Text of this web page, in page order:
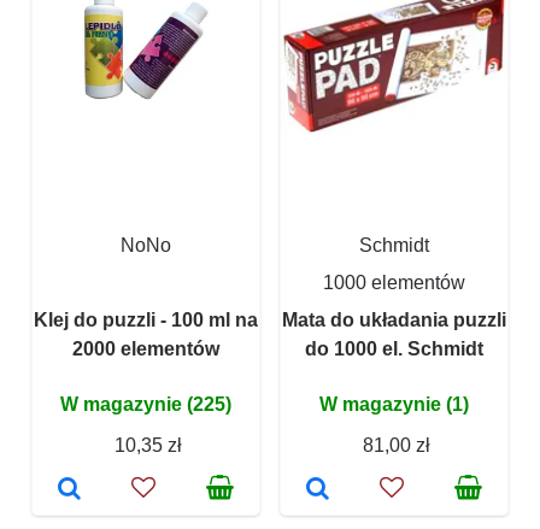
NoNo
Klej do puzzli - 100 ml na
2000 elementów
W magazynie (225)
10,35 zł
Schmidt
1000 elementów
Mata do układania puzzli
do 1000 el. Schmidt
W magazynie (1)
81,00 zł